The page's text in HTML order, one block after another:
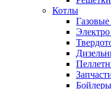
Котлы
Бойлеры